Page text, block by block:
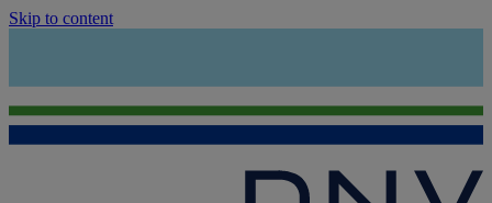
Skip to content